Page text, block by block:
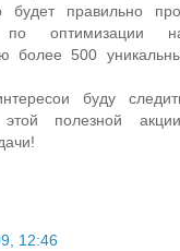
правильно
по оптимизации
более 500
буду
этой полезной
12:46